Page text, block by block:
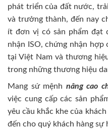
phát triển của đất nước,
và trưởng thành, đến nay
ít đơn vị có sản phẩm đạt
nhận ISO, chứng nhận
tại Việt Nam và thương
trong những thương hiệu
Mang sứ mệnh nâng cao
việc cung cấp các sản
yêu cầu khắc khe của khách
đến cho quý khách hàng